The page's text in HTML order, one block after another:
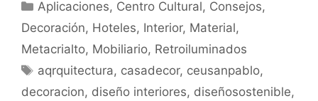
Aplicaciones, Centro Cultural, Consejos,
Decoración, Hoteles, Interior, Material,
Metacrialto, Mobiliario, Retroiluminados
aqrquitectura, casadecor, ceusanpablo,
decoracion, diseño interiores, diseñosostenible,